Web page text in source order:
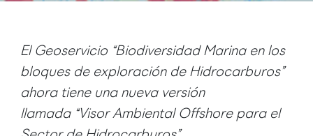
El Geoservicio “Biodiversidad Marina en los
bloques de exploración de Hidrocarburos”
ahora tiene una nueva versión
llamada “Visor Ambiental Offshore para el